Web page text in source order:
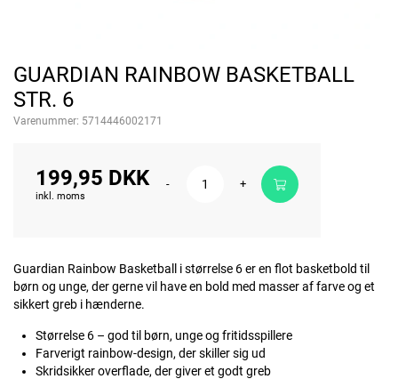
GUARDIAN RAINBOW BASKETBALL
STR. 6
Varenummer: 5714446002171
199,95 DKK
inkl. moms
- +
Guardian Rainbow Basketball i størrelse 6 er en flot basketbold til
børn og unge, der gerne vil have en bold med masser af farve og et
sikkert greb i hænderne.
Størrelse 6 – god til børn, unge og fritidsspillere
Farverigt rainbow-design, der skiller sig ud
Skridsikker overflade, der giver et godt greb